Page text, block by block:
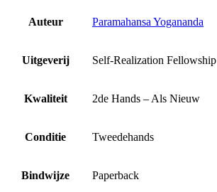
Auteur Paramahansa Yogananda
Uitgeverij Self-Realization Fellowship
Kwaliteit 2de Hands – Als Nieuw
Conditie Tweedehands
Bindwijze Paperback